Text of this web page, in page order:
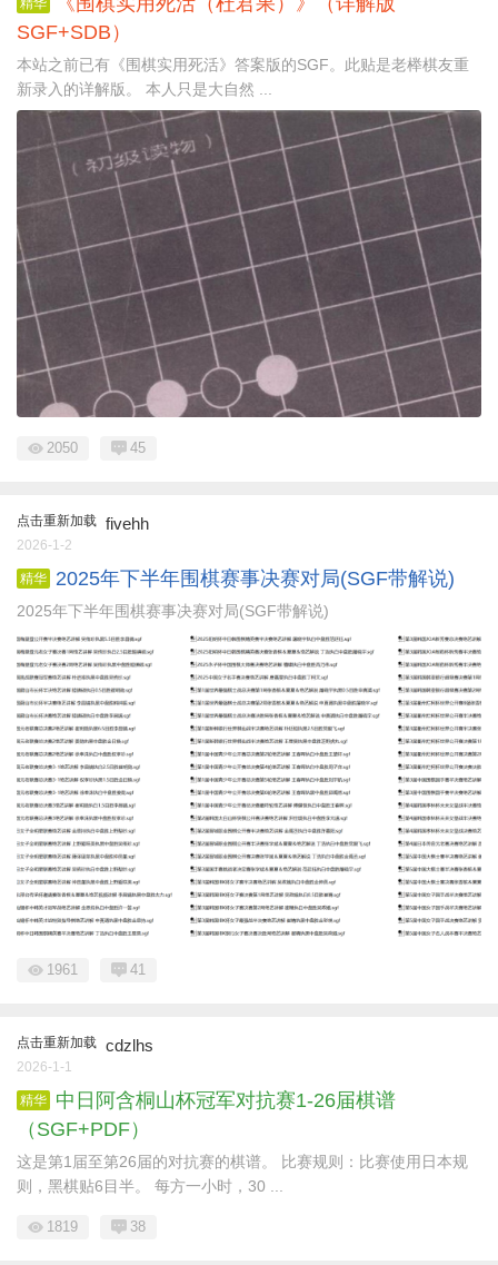
SGF+SDB）
本站之前已有《围棋实用死活》答案版的SGF。此贴是老榉棋友重
新录入的详解版。 本人只是大自然 ...
2050 45
点击重新加载 fivehh
2026-1-2
精华 2025年下半年围棋赛事决赛对局(SGF带解说)
2025年下半年围棋赛事决赛对局(SGF带解说)
1961 41
点击重新加载 cdzlhs
2026-1-1
精华
中日阿含桐山杯冠军对抗赛1-26届棋谱
（SGF+PDF）
这是第1届至第26届的对抗赛的棋谱。 比赛规则：比赛使用日本规
则，黑棋贴6目半。 每方一小时，30 ...
1819 38